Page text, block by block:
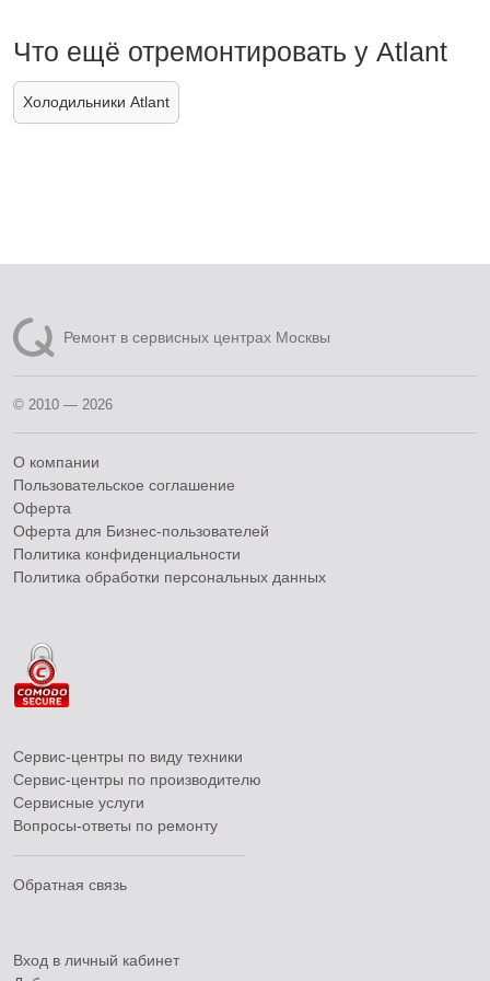
Что ещё отремонтировать у Atlant
Холодильники Atlant
Ремонт в сервисных центрах Москвы
© 2010 — 2026
О компании
Пользовательское соглашение
Оферта
Оферта для Бизнес-пользователей
Политика конфиденциальности
Политика обработки персональных данных
Сервис-центры по виду техники
Сервис-центры по производителю
Сервисные услуги
Вопросы-ответы по ремонту
Обратная связь
Вход в личный кабинет